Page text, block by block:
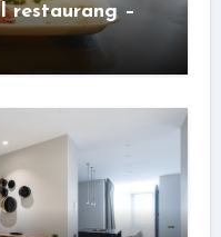
restaurang –